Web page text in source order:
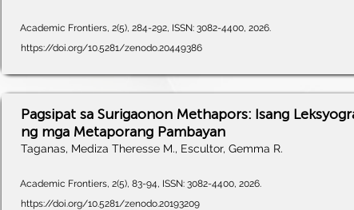
Academic Frontiers, 2(5), 284-292, ISSN: 3082-4400, 2026.
https://doi.org/10.5281/zenodo.20449386
Pagsipat sa Surigaonon Methapors: Isang
ng mga Metaporang Pambayan
Taganas, Mediza Theresse M., Escultor, Gemma R.
Academic Frontiers, 2(5), 83-94, ISSN: 3082-4400, 2026.
https://doi.org/10.5281/zenodo.20193209